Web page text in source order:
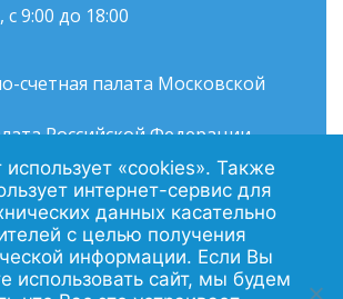
9:00 до 18:00
счетная палата Московской
Российской Федерации
Раменского муниципального
использует «cookies». Также
интернет-сервис для
данных касательно
с целью получения
информации. Если Вы
использовать сайт, мы будем